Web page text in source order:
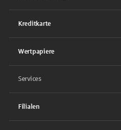
Kreditkarte
Wertpapiere
Services
Filialen